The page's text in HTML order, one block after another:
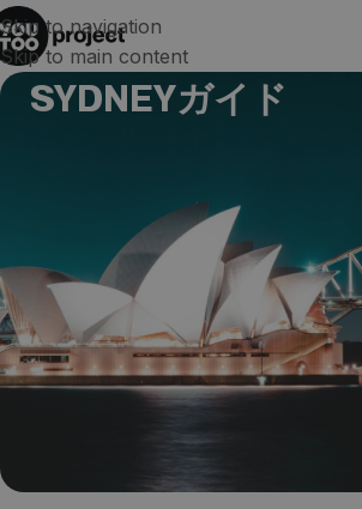
Skip to navigation
Skip to main content
SYDNEYガイド